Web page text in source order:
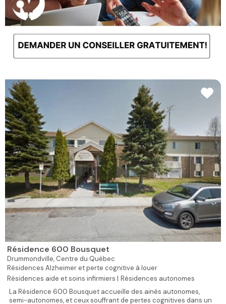
Résidence 600 Bousquet
Drummondville, Centre du Québec
Résidences Alzheimer et perte cognitive à louer
Résidences aide et soins infirmiers | Résidences autonomes
La Résidence 600 Bousquet accueille des ainés autonomes,
semi-autonomes, et ceux souffrant de pertes cognitives dans un